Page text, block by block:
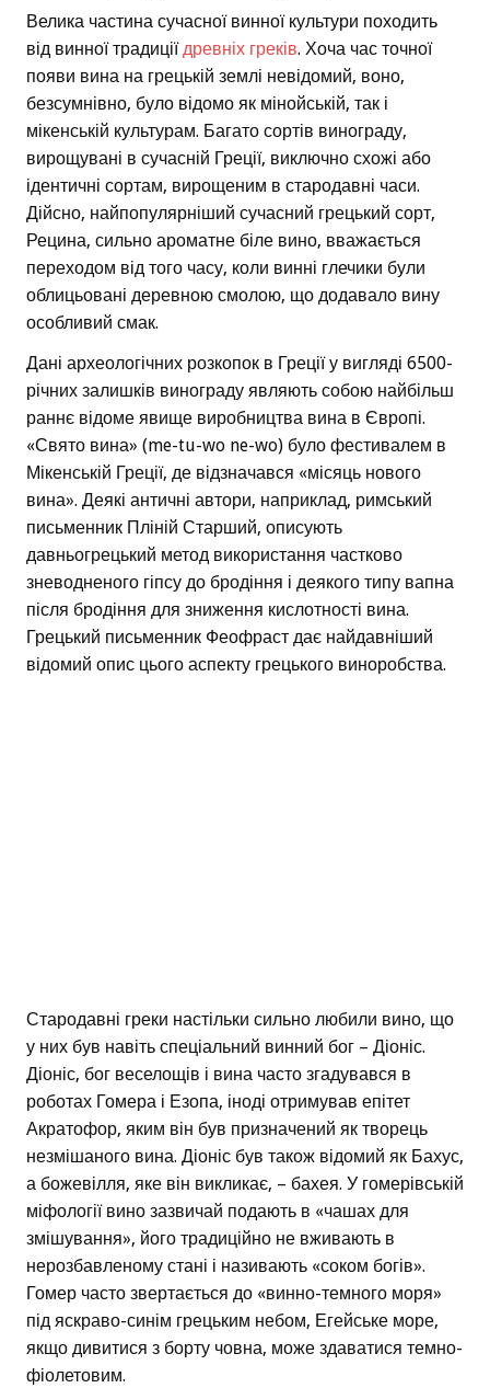
Велика частина сучасної винної культури походить
від винної традиціїдревніх греків. Хоча час точної
появи вина на грецькій землі невідомий, воно,
безсумнівно, було відомо як мінойській, так і
мікенській культурам. Багато сортів винограду,
вирощувані в сучасній Греції, виключно схожі або
ідентичні сортам, вирощеним в стародавні часи.
Дійсно, найпопулярніший сучасний грецький сорт,
Рецина, сильно ароматне біле вино, вважається
переходом від того часу, коли винні глечики були
облицьовані деревною смолою, що додавало вину
особливий смак.
Дані археологічних розкопок в Греції у вигляді 6500-
річних залишків винограду являють собою найбільш
раннє відоме явище виробництва вина в Європі.
«Свято вина» (me-tu-wo ne-wo) було фестивалем в
Мікенській Греції, де відзначався «місяць нового
вина». Деякі античні автори, наприклад, римський
письменник Пліній Старший, описують
давньогрецький метод використання частково
зневодненого гіпсу до бродіння і деякого типу вапна
після бродіння для зниження кислотності вина.
Грецький письменник Феофраст дає найдавніший
відомий опис цього аспекту грецького виноробства.
Стародавні греки настільки сильно любили вино, що
у них був навіть спеціальний винний бог – Діоніс.
Діоніс, бог веселощів і вина часто згадувався в
роботах Гомера і Езопа, іноді отримував епітет
Акратофор, яким він був призначений як творець
незмішаного вина. Діоніс був також відомий як Бахус,
а божевілля, яке він викликає, – бахея. У гомерівській
міфології вино зазвичай подають в «чашах для
змішування», його традиційно не вживають в
нерозбавленому стані і називають «соком богів».
Гомер часто звертається до «винно-темного моря»
під яскраво-синім грецьким небом, Егейське море,
якщо дивитися з борту човна, може здаватися темно-
фіолетовим.